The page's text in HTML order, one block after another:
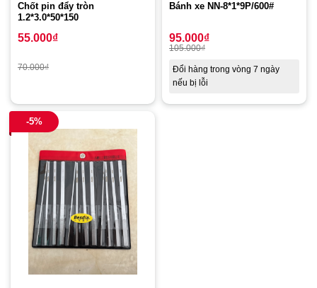
Chốt pin đẩy tròn
1.2*3.0*50*150
55.000₫
70.000₫
Bánh xe NN-8*1*9P/600#
95.000₫
105.000₫
Đổi hàng trong vòng 7 ngày
nếu bị lỗi
-5%